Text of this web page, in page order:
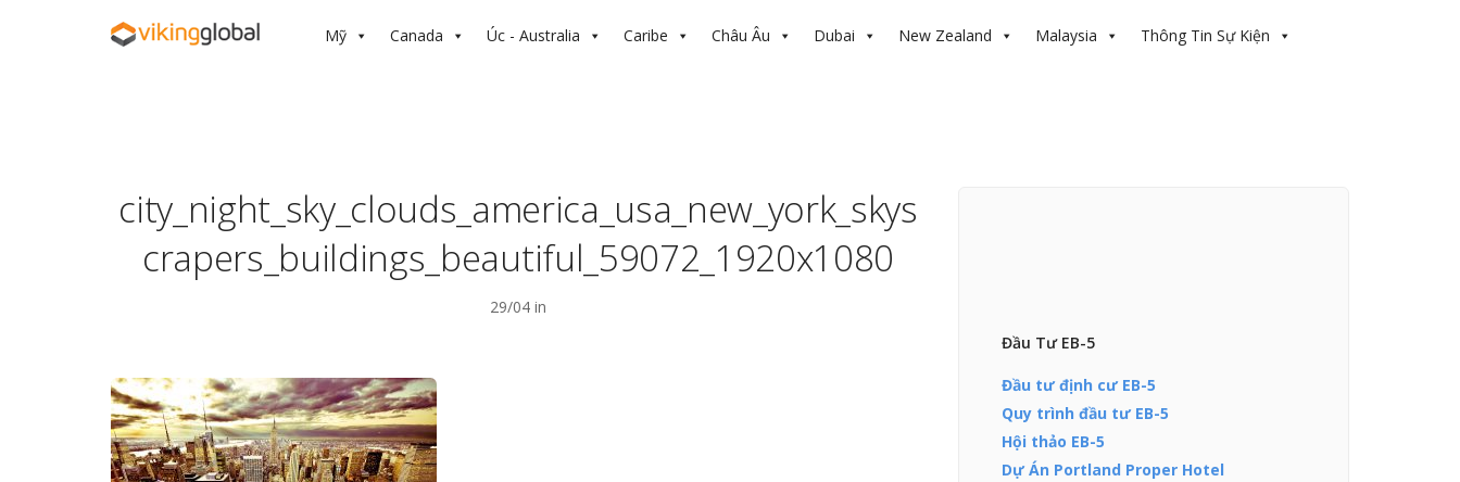
Mỹ Canada Úc - Australia Caribe Châu Âu Dubai New Zealand Malaysia Thông Tin Sự Kiện
city_night_sky_clouds_america_usa_new_york_skys
crapers_buildings_beautiful_59072_1920x1080
29/04 in
Đầu Tư EB-5
Đầu tư định cư EB-5
Quy trình đầu tư EB-5
Hội thảo EB-5
Dự Án Portland Proper Hotel